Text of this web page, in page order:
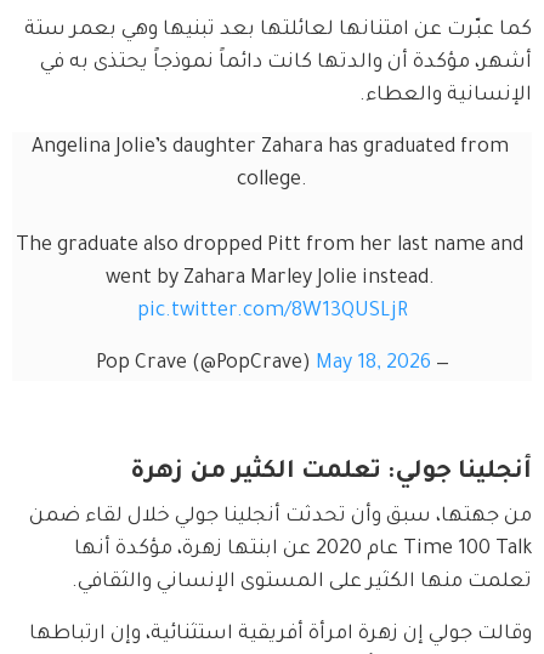
كما عبّرت عن امتنانها لعائلتها بعد تبنيها وهي بعمر ستة
أشهر، مؤكدة أن والدتها كانت دائماً نموذجاً يحتذى به في
الإنسانية والعطاء.
Angelina Jolie’s daughter Zahara has graduated from
college.
The graduate also dropped Pitt from her last name and
went by Zahara Marley Jolie instead.
pic.twitter.com/8W13QUSLjR
— Pop Crave (@PopCrave)
May 18, 2026
أنجلينا جولي: تعلمت الكثير من زهرة
من جهتها، سبق وأن تحدثت أنجلينا جولي خلال لقاء ضمن
Time 100 Talk عام 2020 عن ابنتها زهرة، مؤكدة أنها
تعلمت منها الكثير على المستوى الإنساني والثقافي.
وقالت جولي إن زهرة امرأة أفريقية استثنائية، وإن ارتباطها